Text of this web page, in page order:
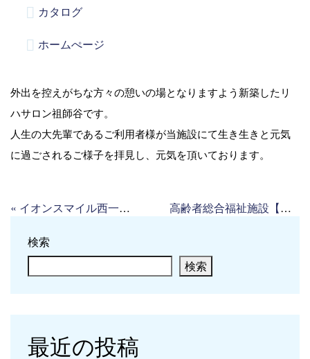
カタログ
ホームぺージ
外出を控えがちな方々の憩いの場となりますよう新築したリ
ハサロン祖師谷です。
人生の大先輩であるご利用者様が当施設にて生き生きと元気
に過ごされるご様子を拝見し、元気を頂いております。
« イオンスマイル西一之江店 高齢者総合福祉施設【潤生園】様通所介護センター
検索
検索
最近の投稿